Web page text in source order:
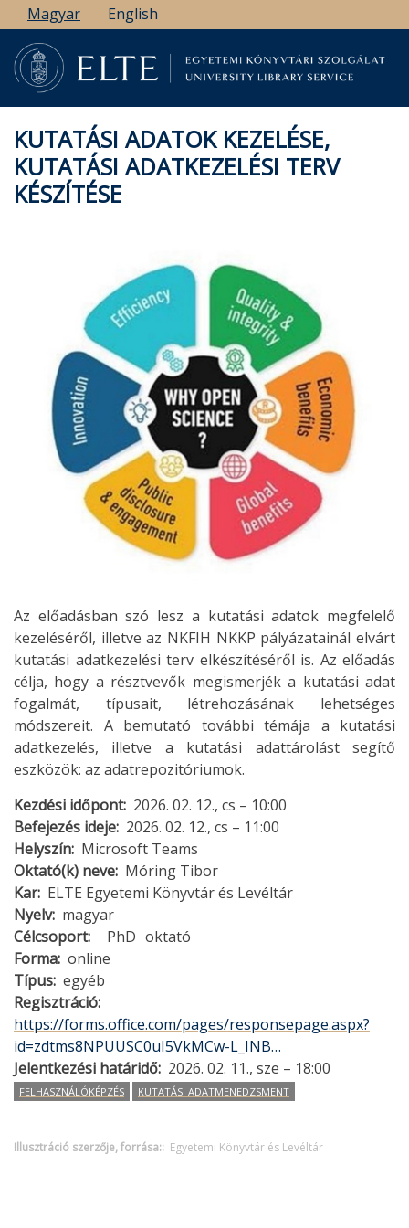
Ugrás
a
tartalomra
Magyar English
KUTATÁSI ADATOK KEZELÉSE,
KUTATÁSI ADATKEZELÉSI TERV
KÉSZÍTÉSE
Az előadásban szó lesz a kutatási adatok megfelelő
kezeléséről, illetve az NKFIH NKKP pályázatainál elvárt
kutatási adatkezelési terv elkészítéséről is. Az előadás
célja, hogy a résztvevők megismerjék a kutatási adat
fogalmát, típusait, létrehozásának lehetséges
módszereit. A bemutató további témája a kutatási
adatkezelés, illetve a kutatási adattárolást segítő
eszközök: az adatrepozitóriumok.
Kezdési időpont 2026. 02. 12., cs – 10:00
Befejezés ideje 2026. 02. 12., cs – 11:00
Helyszín Microsoft Teams
Oktató(k) neve Móring Tibor
Kar ELTE Egyetemi Könyvtár és Levéltár
Nyelv magyar
Célcsoport
PhD oktató
Forma online
Típus egyéb
Regisztráció
https://forms.office.com/pages/responsepage.aspx?
id=zdtms8NPUUSC0uI5VkMCw-L_INB…
Jelentkezési határidő 2026. 02. 11., sze – 18:00
FELHASZNÁLÓKÉPZÉS KUTATÁSI ADATMENEDZSMENT
Illusztráció szerzője, forrása: Egyetemi Könyvtár és Levéltár